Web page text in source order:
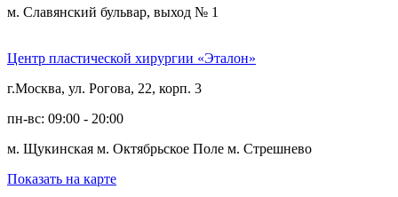
м. Славянский бульвар, выход № 1
Центр пластической хирургии «Эталон»
г.Москва, ул. Рогова, 22, корп. 3
пн-вс: 09:00 - 20:00
м. Щукинская м. Октябрьское Поле м. Стрешнево
Показать на карте